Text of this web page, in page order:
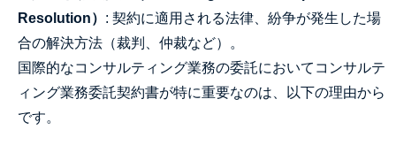
Resolution） : 契約に適用される法律、紛争が発生した場
合の解決方法（裁判、仲裁など）。
国際的なコンサルティング業務の委託においてコンサルテ
ィング業務委託契約書が特に重要なのは、以下の理由から
です。